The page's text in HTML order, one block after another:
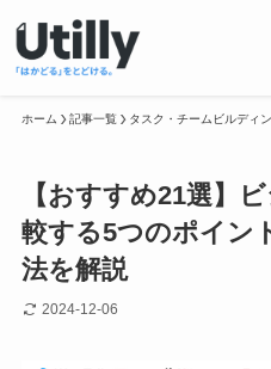
ホーム 記事一覧 タスク・チームビルディ
【おすすめ21選】
較する5つのポイン
法を解説
2024-12-06